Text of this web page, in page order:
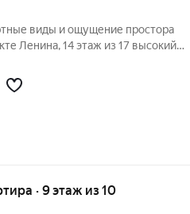
виды и ощущение простора
14 этаж из 17 высокий
Чувство простора усиливают
· 9 этаж из 10